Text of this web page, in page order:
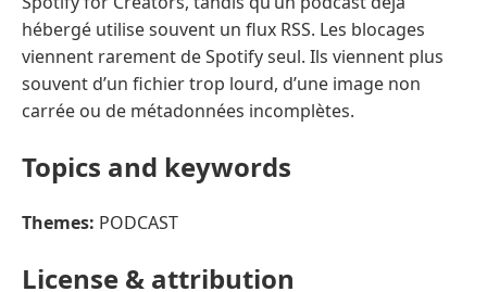
hébergé utilise souvent un flux RSS. Les blocages
viennent rarement de Spotify seul. Ils viennent plus
souvent d’un fichier trop lourd, d’une image non
carrée ou de métadonnées incomplètes.
Topics and keywords
Themes: PODCAST
License & attribution